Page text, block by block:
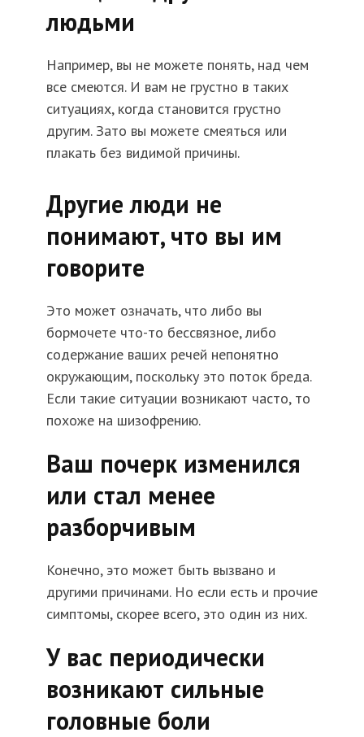
людьми
Например, вы не можете понять, над чем
все смеются. И вам не грустно в таких
ситуациях, когда становится грустно
другим. Зато вы можете смеяться или
плакать без видимой причины.
Другие люди не
понимают, что вы им
говорите
Это может означать, что либо вы
бормочете что-то бессвязное, либо
содержание ваших речей непонятно
окружающим, поскольку это поток бреда.
Если такие ситуации возникают часто, то
похоже на шизофрению.
Ваш почерк изменился
или стал менее
разборчивым
Конечно, это может быть вызвано и
другими причинами. Но если есть и прочие
симптомы, скорее всего, это один из них.
У вас периодически
возникают сильные
головные боли